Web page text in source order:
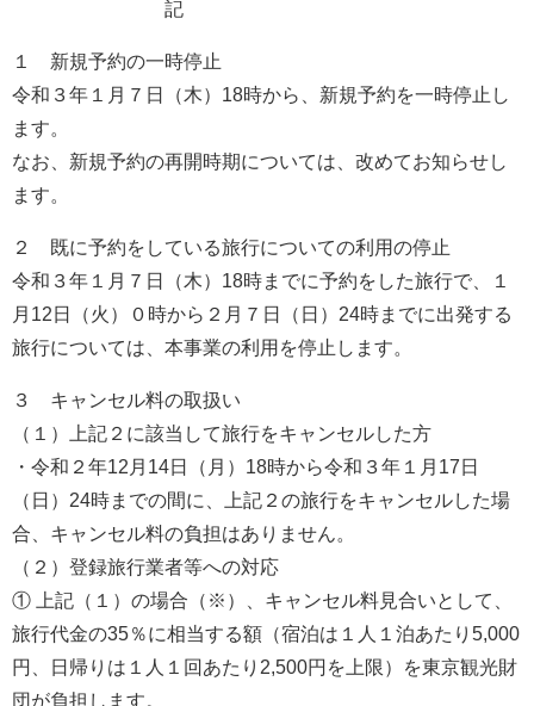
記
１ 新規予約の一時停止
令和３年１月７日（木）18時から、新規予約を一時停止し
ます。
なお、新規予約の再開時期については、改めてお知らせし
ます。
２ 既に予約をしている旅行についての利用の停止
令和３年１月７日（木）18時までに予約をした旅行で、１
月12日（火）０時から２月７日（日）24時までに出発する
旅行については、本事業の利用を停止します。
３ キャンセル料の取扱い
（１）上記２に該当して旅行をキャンセルした方
・令和２年12月14日（月）18時から令和３年１月17日
（日）24時までの間に、上記２の旅行をキャンセルした場
合、キャンセル料の負担はありません。
（２）登録旅行業者等への対応
① 上記（１）の場合（※）、キャンセル料見合いとして、
旅行代金の35％に相当する額（宿泊は１人１泊あたり5,000
円、日帰りは１人１回あたり2,500円を上限）を東京観光財
団が負担します。